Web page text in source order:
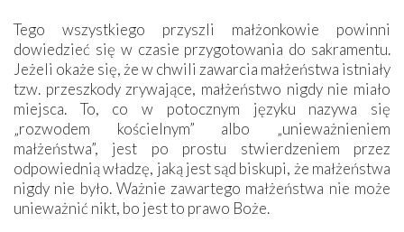
Tego wszystkiego przyszli małżonkowie powinni
dowiedzieć się w czasie przygotowania do sakramentu.
Jeżeli okaże się, że w chwili zawarcia małżeństwa istniały
tzw. przeszkody zrywające, małżeństwo nigdy nie miało
miejsca. To, co w potocznym języku nazywa się
„rozwodem kościelnym” albo „unieważnieniem
małżeństwa”, jest po prostu stwierdzeniem przez
odpowiednią władzę, jaką jest sąd biskupi, że małżeństwa
nigdy nie było. Ważnie zawartego małżeństwa nie może
unieważnić nikt, bo jest to prawo Boże.